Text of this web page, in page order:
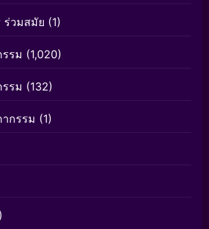
ร่วมสมัย (1)
รม (1,020)
รม (132)
กรรม (1)